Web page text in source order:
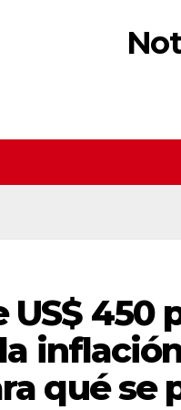
US$ 450
qué se